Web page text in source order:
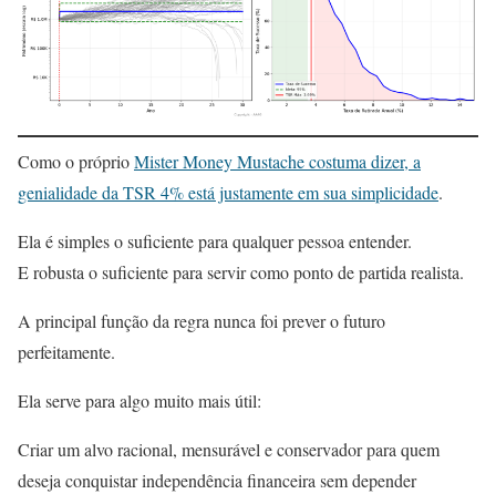
Como o próprioMister Money Mustache costuma dizer, a
genialidade da TSR 4% está justamente em sua simplicidade.
Ela é simples o suficiente para qualquer pessoa entender.
E robusta o suficiente para servir como ponto de partida realista.
A principal função da regra nunca foi prever o futuro
perfeitamente.
Ela serve para algo muito mais útil:
Criar um alvo racional, mensurável e conservador para quem
deseja conquistar independência financeira sem depender